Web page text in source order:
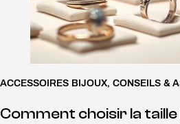
ACCESSOIRES BIJOUX, CONSEILS &
Comment choisir la